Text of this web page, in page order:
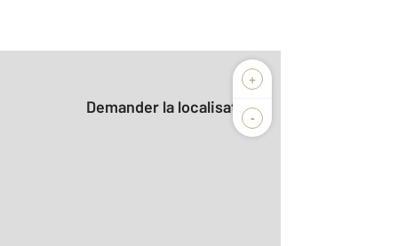
+
-
Demander la localisation